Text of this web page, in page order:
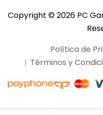
Copyright © 2026 PC
Política de
Términos y